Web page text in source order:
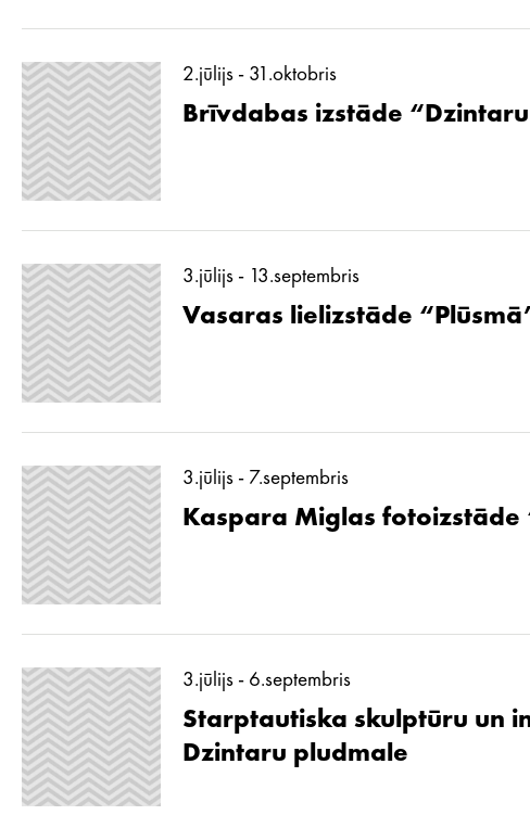
2.jūlijs - 31.oktobris
Brīvdabas izstāde
3.jūlijs - 13.septembris
Vasaras lielizstāde
3.jūlijs - 7.septembris
Kaspara Miglas fotoizstāde
3.jūlijs - 6.septembris
Starptautiska skulptūru un
Dzintaru pludmale